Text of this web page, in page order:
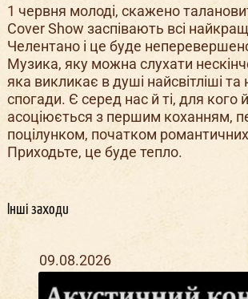
1 червня молоді, скажено
Cover Show заспівають всі
Челентано і це буде
Музика, яку можна слухати
яка викликає в душі найсвітліші
спогади. Є серед нас й ті, для кого
асоціюється з першим коханням,
поцілунком, початком романтичних
Приходьте, це буде тепло.
Інші заходи
09.08.2026